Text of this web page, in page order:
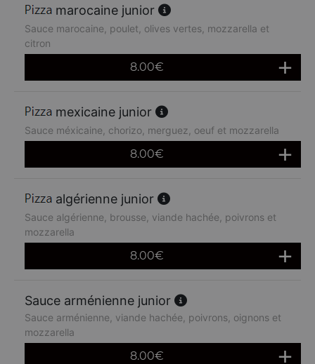
marocaine junior
Sauce marocaine, poulet, olives vertes, mozzarella et
citron
8.00€
mexicaine junior
Sauce méxicaine, chorizo, merguez, oeuf et mozzarella
8.00€
algérienne junior
Sauce algérienne, brousse, viande hachée, poivrons et
mozzarella
8.00€
Sauce arménienne junior
Sauce arménienne, viande hachée, poivrons, oignons et
mozzarella
8.00€